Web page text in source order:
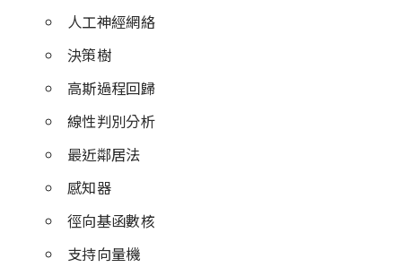
人工神經網絡
決策樹
高斯過程回歸
線性判別分析
最近鄰居法
感知器
徑向基函數核
支持向量機